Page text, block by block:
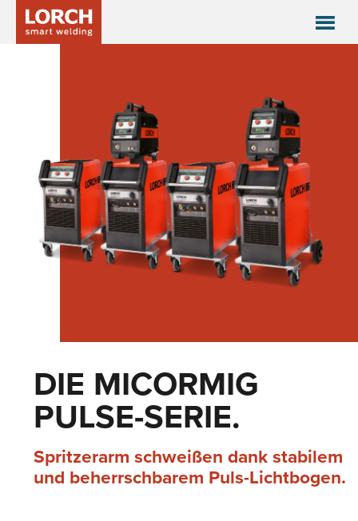
MicorMIG Pulse-Serie
DIE MICORMIG
PULSE-SERIE.
Spritzerarm schweißen dank stabilem
und be­herrsch­barem Puls-Licht­bogen.